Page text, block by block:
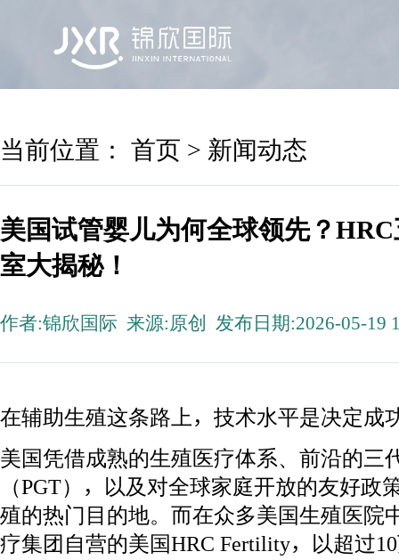
当前位置： 首页 > 新闻动态
美国试管婴儿为何全球领先？
室大揭秘！
作者:锦欣国际 来源:原创 发布日期:2026-05-19
在辅助生殖这条路上，技术水平是决定成
美国凭借成熟的生殖医疗体系、前沿的三
（PGT），以及对全球家庭开放的友好政
殖的热门目的地。而在众多美国生殖医院
疗集团自营的美国HRC Fertility，以超过